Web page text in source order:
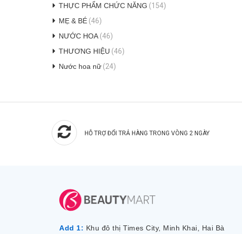
THỰC PHẨM CHỨC NĂNG (154)
MẸ & BÉ (46)
NƯỚC HOA (46)
THƯƠNG HIỆU (46)
Nước hoa nữ (24)
HỖ TRỢ ĐỔI TRẢ HÀNG TRONG VÒNG 2 NGÀY
Add 1: Khu đô thị Times City, Minh Khai, Hai Bà